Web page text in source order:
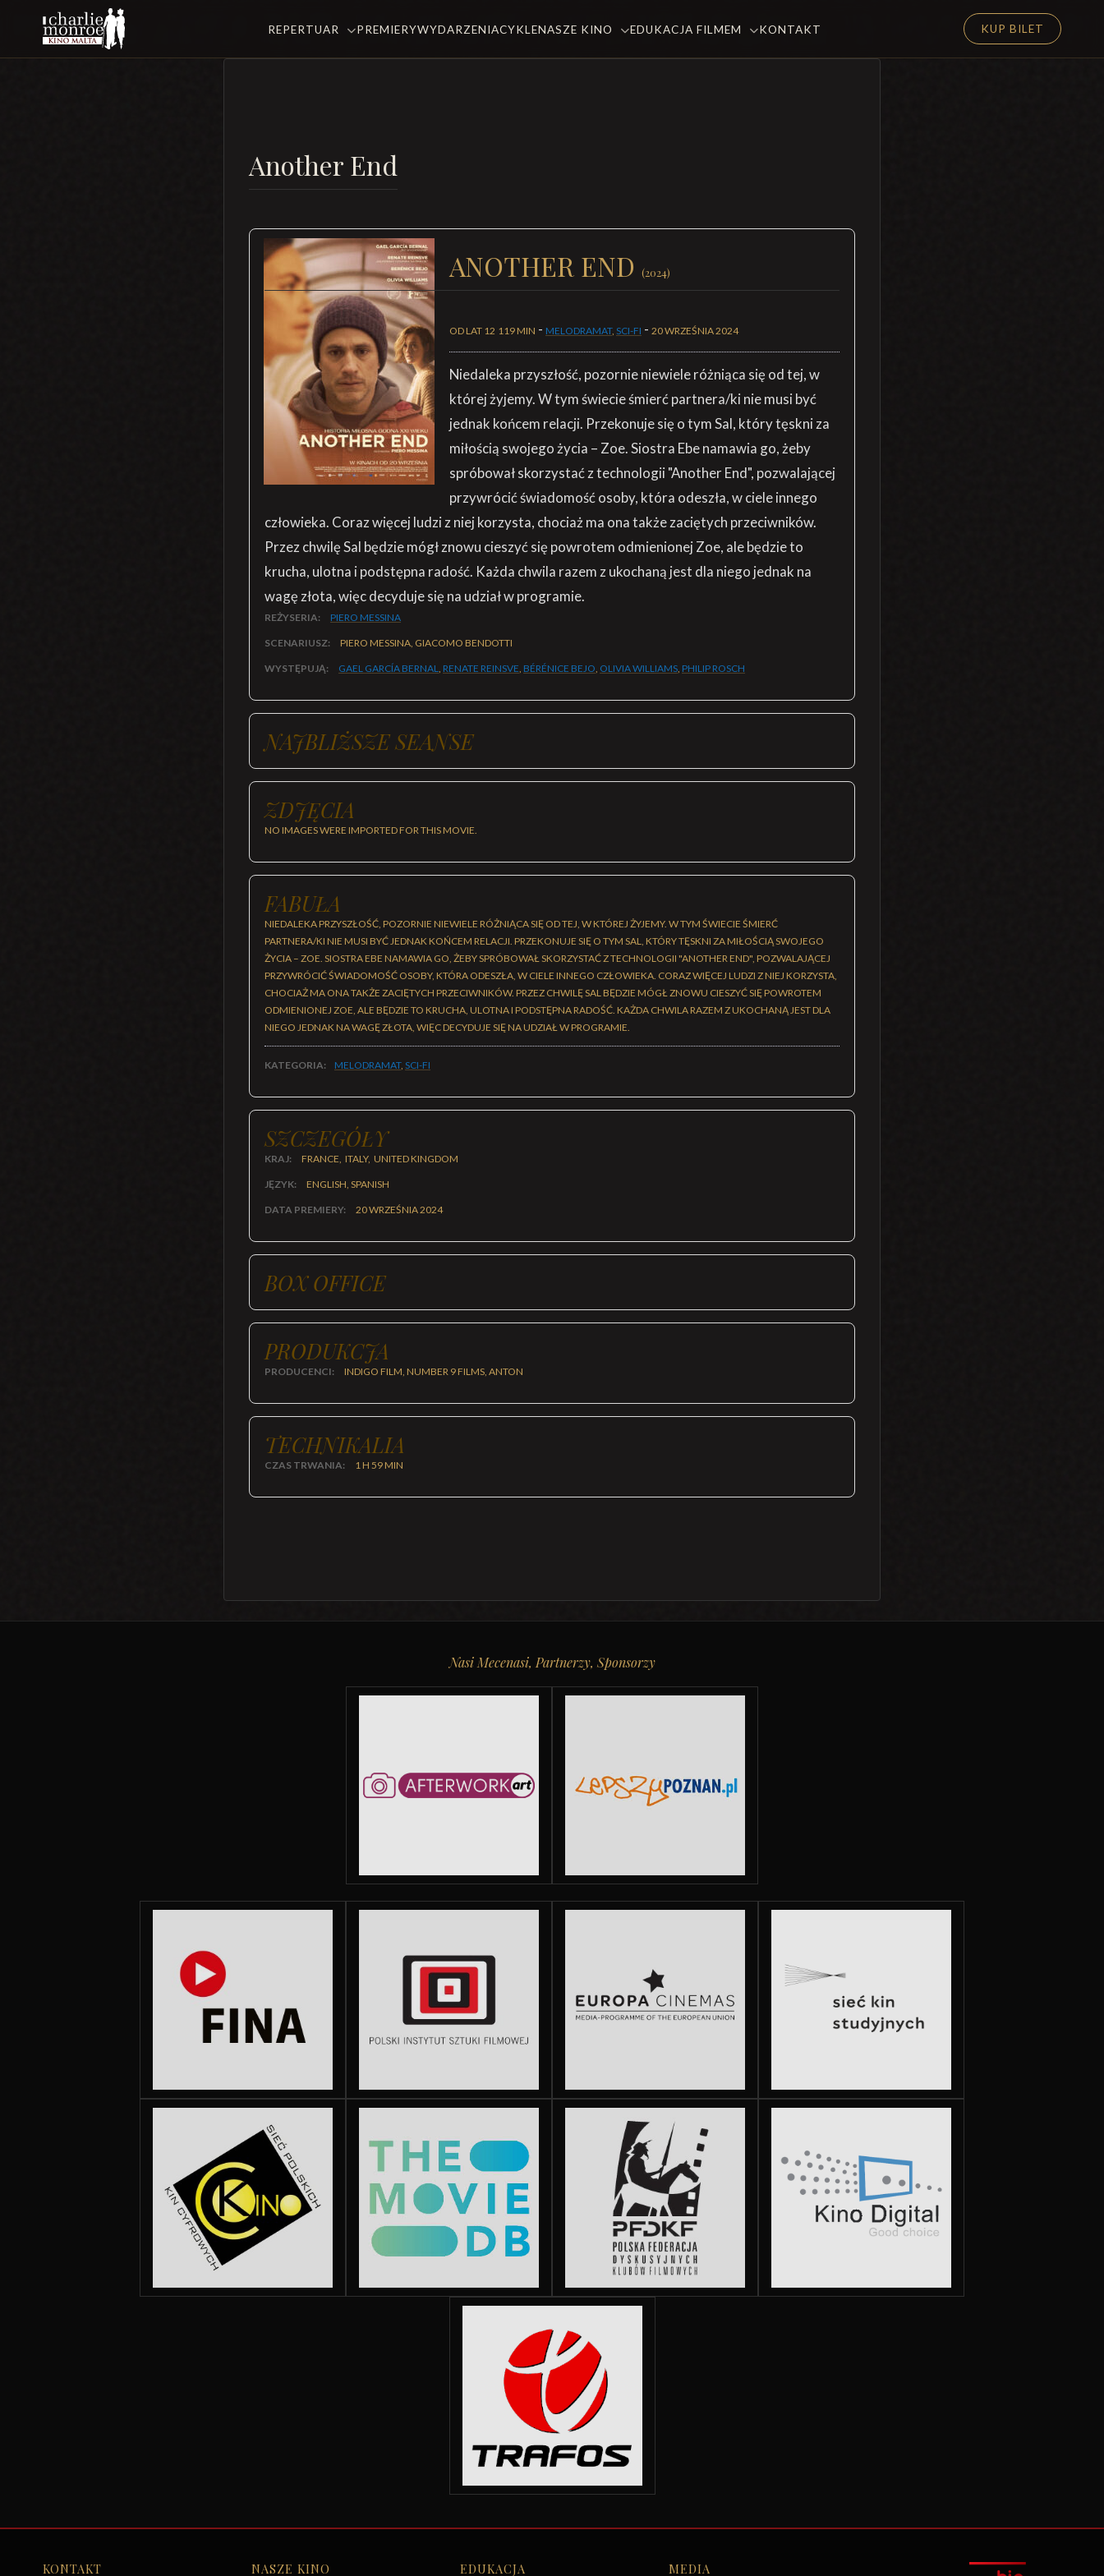
REPERTUAR PREMIERYWYDARZENIACYKLENASZE KINO EDUKACJA FILMEM KONTAKT KUP BILET
Another End
ANOTHER END (2024)
OD LAT 12 119 MIN - MELODRAMAT, SCI-FI - 20 WRZEŚNIA 2024
Niedaleka przyszłość, pozornie niewiele różniąca się od tej, w
której żyjemy. W tym świecie śmierć partnera/ki nie musi być
jednak końcem relacji. Przekonuje się o tym Sal, który tęskni za
miłością swojego życia – Zoe. Siostra Ebe namawia go, żeby
spróbował skorzystać z technologii "Another End", pozwalającej
przywrócić świadomość osoby, która odeszła, w ciele innego
człowieka. Coraz więcej ludzi z niej korzysta, chociaż ma ona także zaciętych przeciwników.
Przez chwilę Sal będzie mógł znowu cieszyć się powrotem odmienionej Zoe, ale będzie to
krucha, ulotna i podstępna radość. Każda chwila razem z ukochaną jest dla niego jednak na
wagę złota, więc decyduje się na udział w programie.
REŻYSERIA: PIERO MESSINA
SCENARIUSZ: PIERO MESSINA, GIACOMO BENDOTTI
WYSTĘPUJĄ: GAEL GARCÍA BERNAL, RENATE REINSVE, BÉRÉNICE BEJO, OLIVIA WILLIAMS, PHILIP ROSCH
NAJBLIŻSZE SEANSE
ZDJĘCIA
NO IMAGES WERE IMPORTED FOR THIS MOVIE.
FABUŁA
NIEDALEKA PRZYSZŁOŚĆ, POZORNIE NIEWIELE RÓŻNIĄCA SIĘ OD TEJ, W KTÓREJ ŻYJEMY. W TYM ŚWIECIE ŚMIERĆ
PARTNERA/KI NIE MUSI BYĆ JEDNAK KOŃCEM RELACJI. PRZEKONUJE SIĘ O TYM SAL, KTÓRY TĘSKNI ZA MIŁOŚCIĄ SWOJEGO
ŻYCIA – ZOE. SIOSTRA EBE NAMAWIA GO, ŻEBY SPRÓBOWAŁ SKORZYSTAĆ Z TECHNOLOGII "ANOTHER END", POZWALAJĄCEJ
PRZYWRÓCIĆ ŚWIADOMOŚĆ OSOBY, KTÓRA ODESZŁA, W CIELE INNEGO CZŁOWIEKA. CORAZ WIĘCEJ LUDZI Z NIEJ KORZYSTA,
CHOCIAŻ MA ONA TAKŻE ZACIĘTYCH PRZECIWNIKÓW. PRZEZ CHWILĘ SAL BĘDZIE MÓGŁ ZNOWU CIESZYĆ SIĘ POWROTEM
ODMIENIONEJ ZOE, ALE BĘDZIE TO KRUCHA, ULOTNA I PODSTĘPNA RADOŚĆ. KAŻDA CHWILA RAZEM Z UKOCHANĄ JEST DLA
NIEGO JEDNAK NA WAGĘ ZŁOTA, WIĘC DECYDUJE SIĘ NA UDZIAŁ W PROGRAMIE.
KATEGORIA: MELODRAMAT, SCI-FI
SZCZEGÓŁY
KRAJ: FRANCE, ITALY, UNITED KINGDOM
JĘZYK: ENGLISH, SPANISH
DATA PREMIERY: 20 WRZEŚNIA 2024
BOX OFFICE
PRODUKCJA
PRODUCENCI: INDIGO FILM, NUMBER 9 FILMS, ANTON
TECHNIKALIA
CZAS TRWANIA: 1 H 59 MIN
Nasi Mecenasi, Partnerzy, Sponsorzy
KONTAKT NASZE KINO EDUKACJA MEDIA